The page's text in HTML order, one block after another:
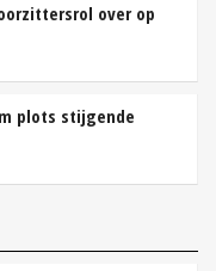
over op
plots stijgende